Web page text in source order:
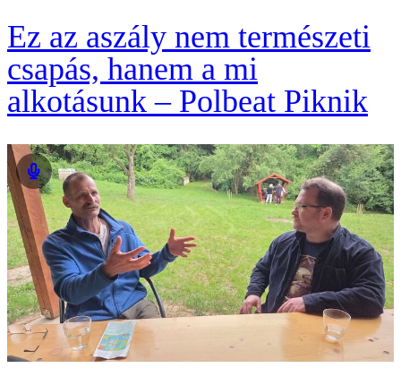
Ez az aszály nem természeti
csapás, hanem a mi
alkotásunk – Polbeat Piknik